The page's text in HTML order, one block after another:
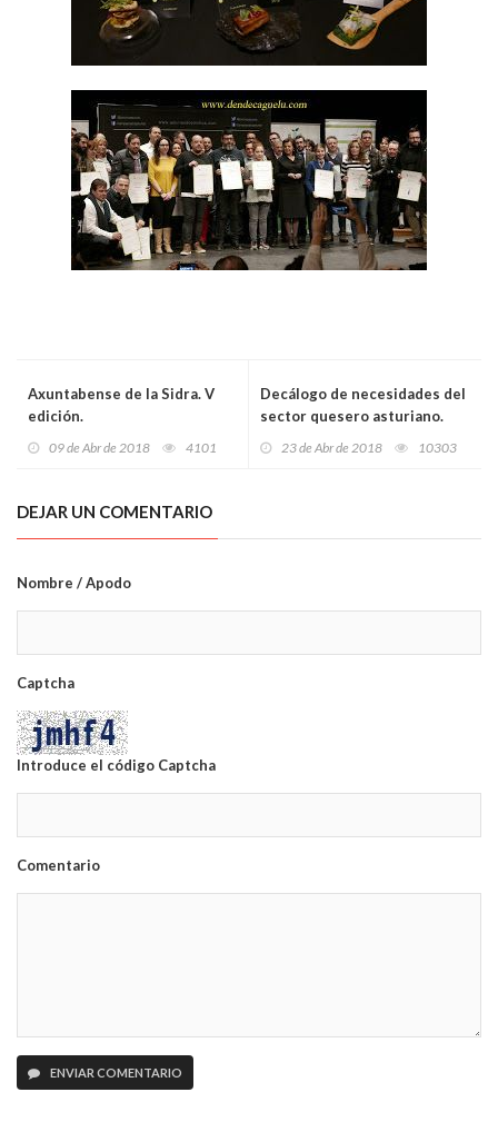
Axuntabense de la Sidra. V
edición.
09 de Abr de 2018 4101
Decálogo de necesidades del
sector quesero asturiano.
23 de Abr de 2018 10303
DEJAR UN COMENTARIO
Nombre / Apodo
Captcha
Introduce el código Captcha
Comentario
ENVIAR COMENTARIO